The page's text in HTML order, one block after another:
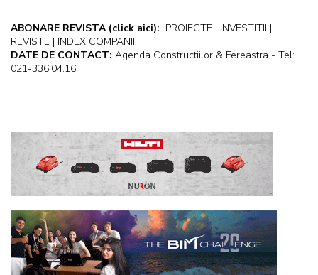
ABONARE REVISTA (click aici): PROIECTE | INVESTITII |
REVISTE | INDEX COMPANII
DATE DE CONTACT: Agenda Constructiilor & Fereastra - Tel:
021-336.04.16